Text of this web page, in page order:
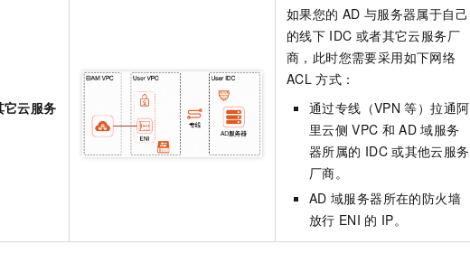
它云服务
如果您的 AD 与服务器属于自己
的线下 IDC 或者其它云服务厂
商，此时您需要采用如下网络
ACL 方式：
通过专线（VPN 等）拉通阿
里云侧 VPC 和 AD 域服务
器所属的 IDC 或其他云服务
厂商。
AD 域服务器所在的防火墙
放行 ENI 的 IP。